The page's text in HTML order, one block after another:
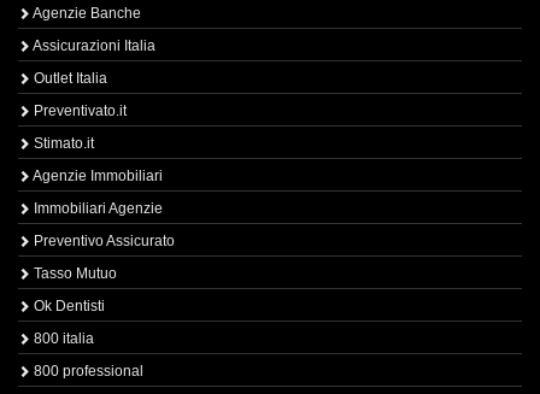
Agenzie Banche
Assicurazioni Italia
Outlet Italia
Preventivato.it
Stimato.it
Agenzie Immobiliari
Immobiliari Agenzie
Preventivo Assicurato
Tasso Mutuo
Ok Dentisti
800 italia
800 professional